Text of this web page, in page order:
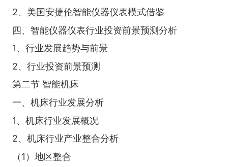
2、美国安捷伦智能仪器仪表模式借鉴
四、智能仪器仪表行业投资前景预测分析
1、行业发展趋势与前景
2、行业投资前景预测
第二节 智能机床
一、机床行业发展分析
1、机床行业发展概况
2、机床行业产业整合分析
（1）地区整合